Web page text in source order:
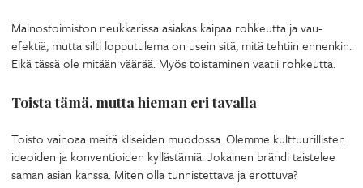
Mainostoimiston neukkarissa asiakas kaipaa rohkeutta ja vau-
efektiä, mutta silti lopputulema on usein sitä, mitä tehtiin ennenkin.
Eikä tässä ole mitään väärää. Myös toistaminen vaatii rohkeutta.
Toista tämä, mutta hieman eri tavalla
Toisto vainoaa meitä kliseiden muodossa. Olemme kulttuurillisten
ideoiden ja konventioiden kyllästämiä. Jokainen brändi taistelee
saman asian kanssa. Miten olla tunnistettava ja erottuva?